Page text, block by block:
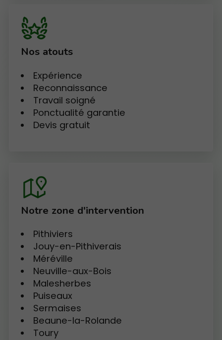
Nos atouts
Expérience
Reconnaissance
Travail soigné
Ponctualité garantie
Devis gratuit
Notre zone d'intervention
Pithiviers
Jouy-en-Pithiverais
Méréville
Neuville-aux-Bois
Malesherbes
Puiseaux
Sermaises
Beaune-la-Rolande
Toury